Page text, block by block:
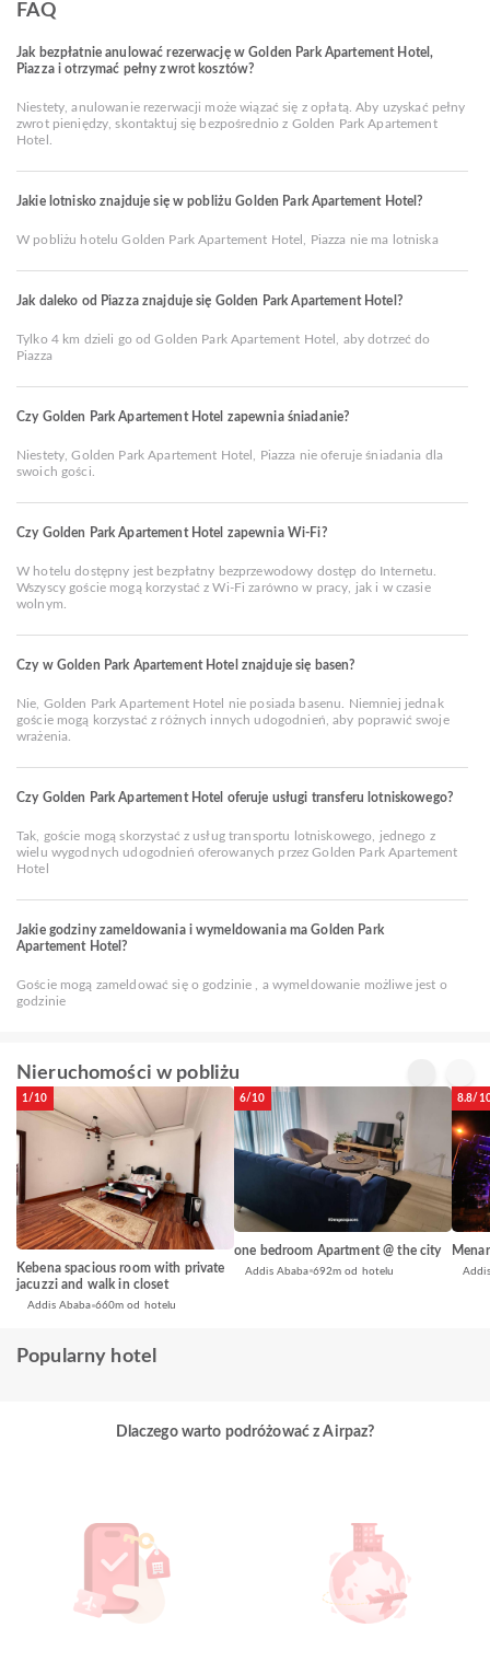
FAQ
Jak bezpłatnie anulować rezerwację w Golden Park Apartement Hotel,
Piazza i otrzymać pełny zwrot kosztów?
Niestety, anulowanie rezerwacji może wiązać się z opłatą. Aby uzyskać pełny
zwrot pieniędzy, skontaktuj się bezpośrednio z Golden Park Apartement
Hotel.
Jakie lotnisko znajduje się w pobliżu Golden Park Apartement Hotel?
W pobliżu hotelu Golden Park Apartement Hotel, Piazza nie ma lotniska
Jak daleko od Piazza znajduje się Golden Park Apartement Hotel?
Tylko 4 km dzieli go od Golden Park Apartement Hotel, aby dotrzeć do
Piazza
Czy Golden Park Apartement Hotel zapewnia śniadanie?
Niestety, Golden Park Apartement Hotel, Piazza nie oferuje śniadania dla
swoich gości.
Czy Golden Park Apartement Hotel zapewnia Wi-Fi?
W hotelu dostępny jest bezpłatny bezprzewodowy dostęp do Internetu.
Wszyscy goście mogą korzystać z Wi-Fi zarówno w pracy, jak i w czasie
wolnym.
Czy w Golden Park Apartement Hotel znajduje się basen?
Nie, Golden Park Apartement Hotel nie posiada basenu. Niemniej jednak
goście mogą korzystać z różnych innych udogodnień, aby poprawić swoje
wrażenia.
Czy Golden Park Apartement Hotel oferuje usługi transferu lotniskowego?
Tak, goście mogą skorzystać z usług transportu lotniskowego, jednego z
wielu wygodnych udogodnień oferowanych przez Golden Park Apartement
Hotel
Jakie godziny zameldowania i wymeldowania ma Golden Park
Apartement Hotel?
Goście mogą zameldować się o godzinie , a wymeldowanie możliwe jest o
godzinie
Nieruchomości w pobliżu
1/10
Kebena spacious room with private
jacuzzi and walk in closet
Addis Ababa 660m od hotelu
6/10
one bedroom Apartment @ the city
Addis Ababa 692m od hotelu
8.8/
Popularny hotel
Dlaczego warto podróżować z Airpaz?